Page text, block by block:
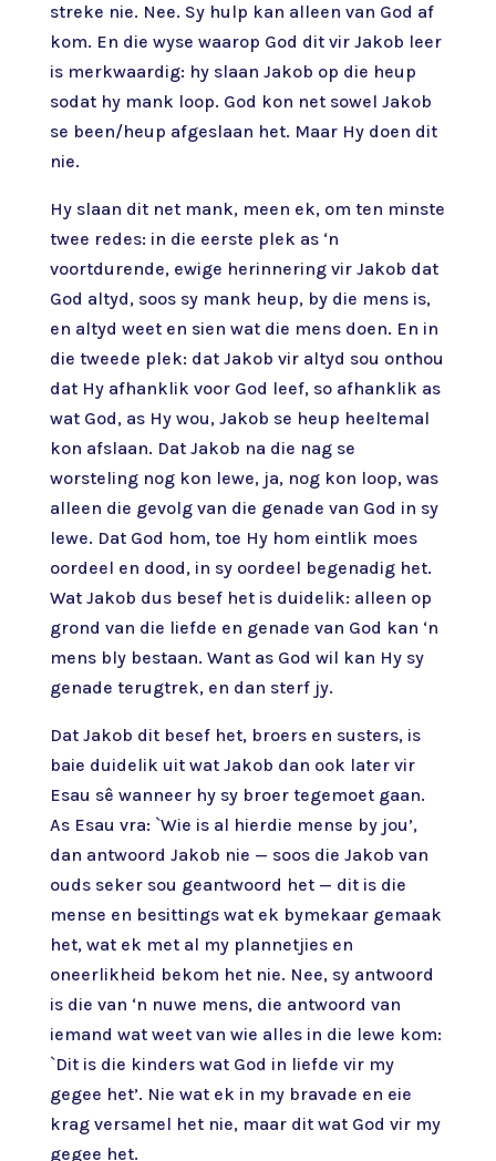
streke nie. Nee. Sy hulp kan alleen van God af
kom. En die wyse waarop God dit vir Jakob leer
is merkwaardig: hy slaan Jakob op die heup
sodat hy mank loop. God kon net sowel Jakob
se been/heup afgeslaan het. Maar Hy doen dit
nie.
Hy slaan dit net mank, meen ek, om ten minste
twee redes: in die eerste plek as ‘n
voortdurende, ewige herinnering vir Jakob dat
God altyd, soos sy mank heup, by die mens is,
en altyd weet en sien wat die mens doen. En in
die tweede plek: dat Jakob vir altyd sou onthou
dat Hy afhanklik voor God leef, so afhanklik as
wat God, as Hy wou, Jakob se heup heeltemal
kon afslaan. Dat Jakob na die nag se
worsteling nog kon lewe, ja, nog kon loop, was
alleen die gevolg van die genade van God in sy
lewe. Dat God hom, toe Hy hom eintlik moes
oordeel en dood, in sy oordeel begenadig het.
Wat Jakob dus besef het is duidelik: alleen op
grond van die liefde en genade van God kan ‘n
mens bly bestaan. Want as God wil kan Hy sy
genade terugtrek, en dan sterf jy.
Dat Jakob dit besef het, broers en susters, is
baie duidelik uit wat Jakob dan ook later vir
Esau sê wanneer hy sy broer tegemoet gaan.
As Esau vra: `Wie is al hierdie mense by jou’,
dan antwoord Jakob nie — soos die Jakob van
ouds seker sou geantwoord het — dit is die
mense en besittings wat ek bymekaar gemaak
het, wat ek met al my plannetjies en
oneerlikheid bekom het nie. Nee, sy antwoord
is die van ‘n nuwe mens, die antwoord van
iemand wat weet van wie alles in die lewe kom:
`Dit is die kinders wat God in liefde vir my
gegee het’. Nie wat ek in my bravade en eie
krag versamel het nie, maar dit wat God vir my
gegee het.